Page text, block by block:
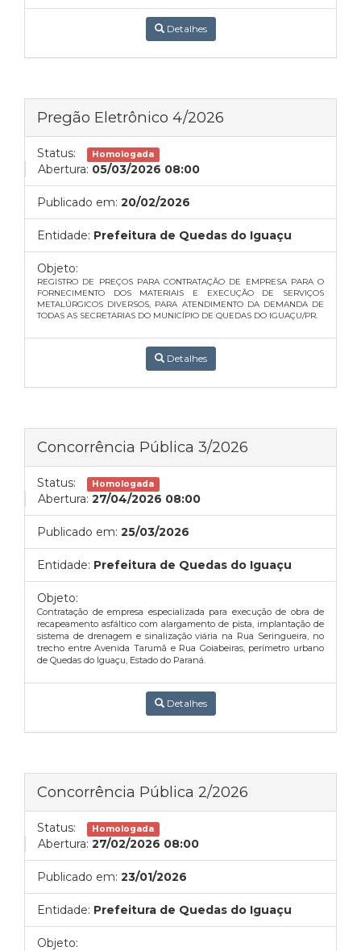
Detalhes
Pregão Eletrônico 4/2026
Status: Homologada
Abertura: 05/03/2026 08:00
Publicado em: 20/02/2026
Entidade: Prefeitura de Quedas do Iguaçu
Objeto:
REGISTRO DE PREÇOS PARA CONTRATAÇÃO DE EMPRESA PARA O
FORNECIMENTO DOS MATERIAIS E EXECUÇÃO DE SERVIÇOS
METALÚRGICOS DIVERSOS, PARA ATENDIMENTO DA DEMANDA DE
TODAS AS SECRETARIAS DO MUNICÍPIO DE QUEDAS DO IGUAÇU/PR.
Detalhes
Concorrência Pública 3/2026
Status: Homologada
Abertura: 27/04/2026 08:00
Publicado em: 25/03/2026
Entidade: Prefeitura de Quedas do Iguaçu
Objeto:
Contratação de empresa especializada para execução de obra de
recapeamento asfáltico com alargamento de pista, implantação de
sistema de drenagem e sinalização viária na Rua Seringueira, no
trecho entre Avenida Tarumã e Rua Goiabeiras, perímetro urbano
de Quedas do Iguaçu, Estado do Paraná.
Detalhes
Concorrência Pública 2/2026
Status: Homologada
Abertura: 27/02/2026 08:00
Publicado em: 23/01/2026
Entidade: Prefeitura de Quedas do Iguaçu
Objeto: